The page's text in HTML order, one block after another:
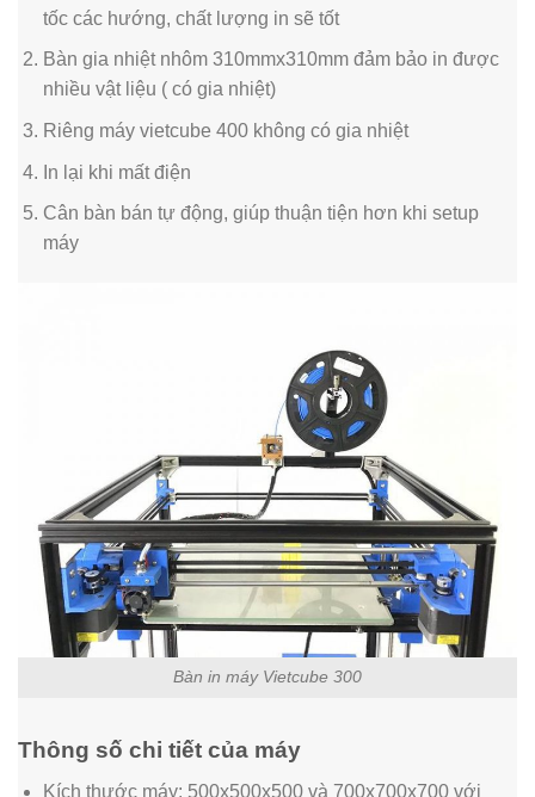
tốc các hướng, chất lượng in sẽ tốt
Bàn gia nhiệt nhôm 310mmx310mm đảm bảo in được
nhiều vật liệu ( có gia nhiệt)
Riêng máy vietcube 400 không có gia nhiệt
In lại khi mất điện
Cân bàn bán tự động, giúp thuận tiện hơn khi setup
máy
Bàn in máy Vietcube 300
Thông số chi tiết của máy
Kích thước máy: 500x500x500 và 700x700x700 với